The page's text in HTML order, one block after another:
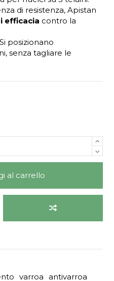
di resistenza, Apistan
efficacia contro la
posizionano
senza tagliare le
al carrello
varroa antivarroa